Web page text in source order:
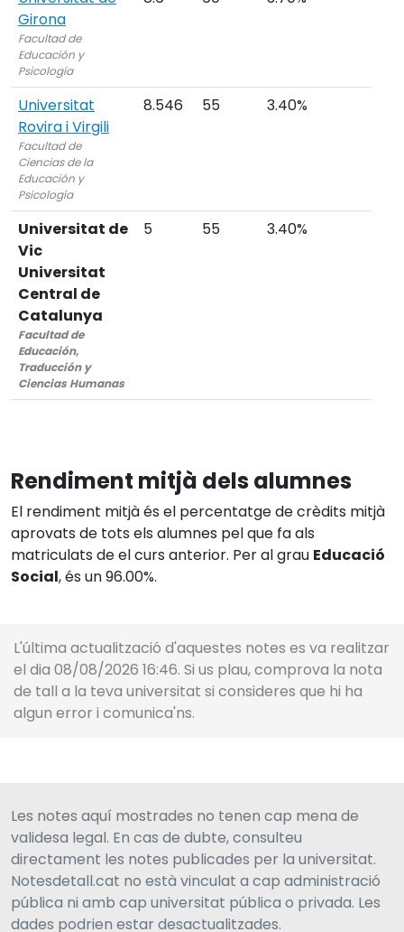
Girona
Facultad de
Educación y
Psicología
Universitat
Rovira i Virgili
Facultad de
Ciencias de la
Educación y
Psicología
8.546 55 3.40%
Universitat de
Vic
Universitat
Central de
Catalunya
Facultad de
Educación,
Traducción y
Ciencias Humanas
5 55 3.40%
Rendiment mitjà dels alumnes
El rendiment mitjà és el percentatge de crèdits mitjà
aprovats de tots els alumnes pel que fa als
matriculats de el curs anterior. Per al grau Educació
Social, és un 96.00%.
L'última actualització d'aquestes notes es va realitzar
el dia 08/08/2026 16:46. Si us plau, comprova la nota
de tall a la teva universitat si consideres que hi ha
algun error i comunica'ns.
Les notes aquí mostrades no tenen cap mena de
validesa legal. En cas de dubte, consulteu
directament les notes publicades per la universitat.
Notesdetall.cat no està vinculat a cap administració
pública ni amb cap universitat pública o privada. Les
dades podrien estar desactualitzades.